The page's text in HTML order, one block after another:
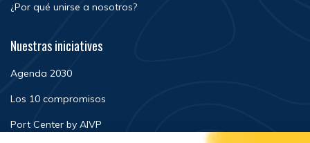
¿Por qué unirse a nosotros?
Nuestras iniciatives
Agenda 2030
Los 10 compromisos
Port Center by AIVP